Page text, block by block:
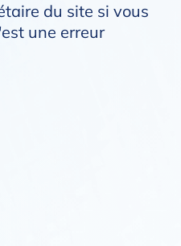
du site si vous
une erreur